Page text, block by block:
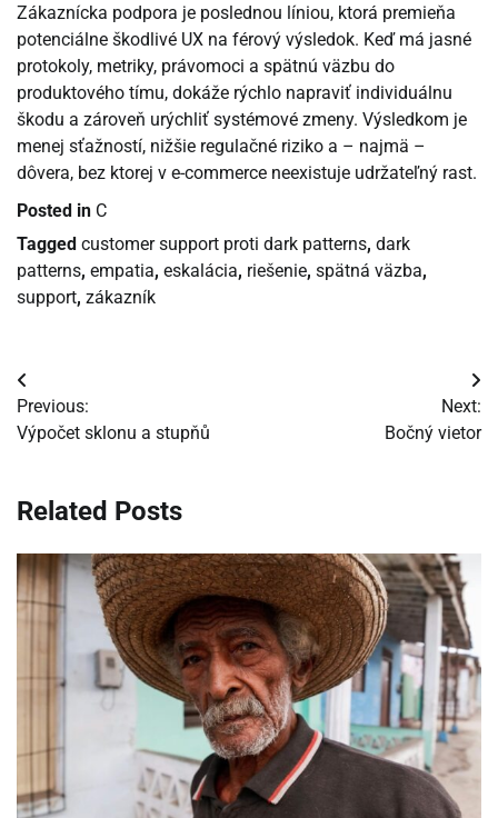
Zákaznícka podpora je poslednou líniou, ktorá premieňa
potenciálne škodlivé UX na férový výsledok. Keď má jasné
protokoly, metriky, právomoci a spätnú väzbu do
produktového tímu, dokáže rýchlo napraviť individuálnu
škodu a zároveň urýchliť systémové zmeny. Výsledkom je
menej sťažností, nižšie regulačné riziko a – najmä –
dôvera, bez ktorej v e-commerce neexistuje udržateľný rast.
Posted in C
Tagged customer support proti dark patterns, dark
patterns, empatia, eskalácia, riešenie, spätná väzba,
support, zákazník
Navigácia
v
Previous:
Výpočet sklonu a stupňů
Next:
Bočný vietor
Related Posts